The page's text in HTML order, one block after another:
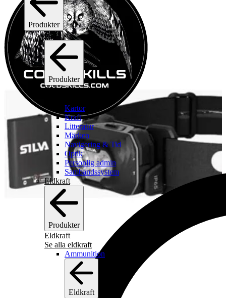
Produkter
C2I
Produkter
C2I
Kartor
Kraft
Litteratur
Märken
Navigering & Tid
Optik
Personlig admin
Sambandssystem
Eldkraft
Produkter
Eldkraft
Se alla eldkraft
Ammunition
Eldkraft